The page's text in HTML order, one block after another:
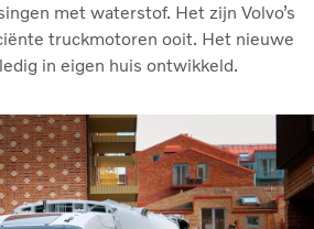
met waterstof. Het zijn Volvo’s
truckmotoren ooit. Het nieuwe
in eigen huis ontwikkeld.